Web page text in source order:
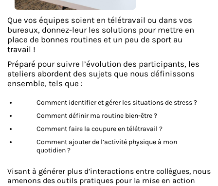
Que vos équipes soient en télétravail ou dans vos
bureaux, donnez-leur les solutions pour mettre en
place de bonnes routines et un peu de sport au
travail !
Préparé pour suivre l’évolution des participants, les
ateliers abordent des sujets que nous définissons
ensemble, tels que :
Comment identifier et gérer les situations de stress ?
Comment définir ma routine bien-être ?
Comment faire la coupure en télétravail ?
Comment ajouter de l’activité physique à mon
quotidien ?
Visant à générer plus d’interactions entre collègues, nous
amenons des outils pratiques pour la mise en action